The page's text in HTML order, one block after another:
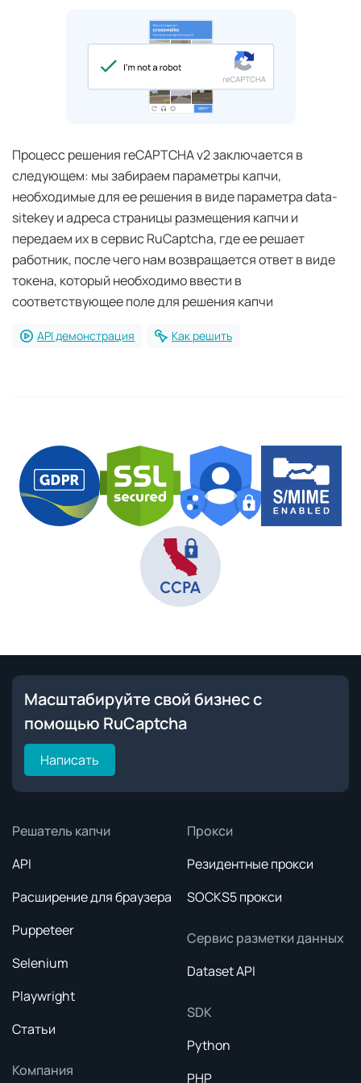
Процесс решения reCAPTCHA v2 заключается в
следующем: мы забираем параметры капчи,
необходимые для ее решения в виде параметра data-
sitekey и адреса страницы размещения капчи и
передаем их в сервис RuCaptcha, где ее решает
работник, после чего нам возвращается ответ в виде
токена, который необходимо ввести в
соответствующее поле для решения капчи
API демонстрация Как решить
Масштабируйте свой бизнес с
помощью RuCaptcha
Написать
Решатель капчи
API
Расширение для браузера
Puppeteer
Selenium
Playwright
Статьи
Компания
Прокси
Резидентные прокси
SOCKS5 прокси
Сервис разметки данных
Dataset API
SDK
Python
PHP